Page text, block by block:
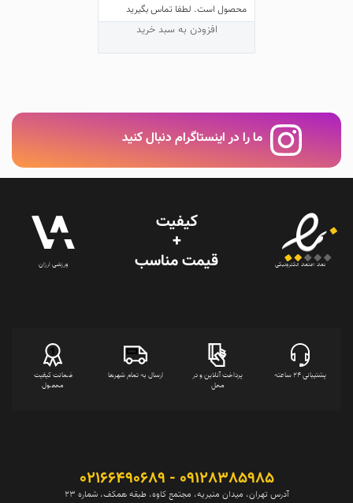
محصول است. لطفا تماس بگیرید
افزودن به سبد خرید
ما را در اینستاگرام دنبال کنید
نماد اعتماد الکترونیکی
کیفیت
+
قیمت‌ مناسب ورزشی ارزان
پشتیبانی 24 ساعته
پرداخت آنلاین و در
محل
ارسال به تمام شهرها
ضمانت کیفیت
محصول
09128385985 - 02166490689
آدرس تهران، میدان منیریه، مجتمع کاوه، طبقه همکف، شماره 23